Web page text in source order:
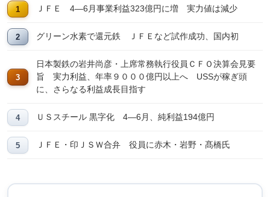
ＪＦＥ 4―6月事業利益323億円に増 実力値は減少
グリーン水素で還元鉄 ＪＦＥなど試作成功、国内初
日本製鉄の岩井尚彦・上席常務執行役員ＣＦＯ決算会見要
旨 実力利益、年率９０００億円以上へ USSが稼ぎ頭
に、さらなる利益成長目指す
ＵＳスチール 黒字化 4―6月、純利益194億円
ＪＦＥ・印ＪＳＷ合弁 役員に赤木・岩野・髙橋氏